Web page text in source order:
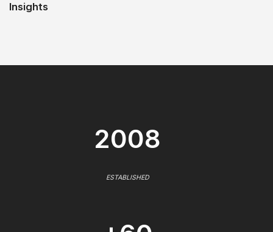
Insights
2008
ESTABLISHED